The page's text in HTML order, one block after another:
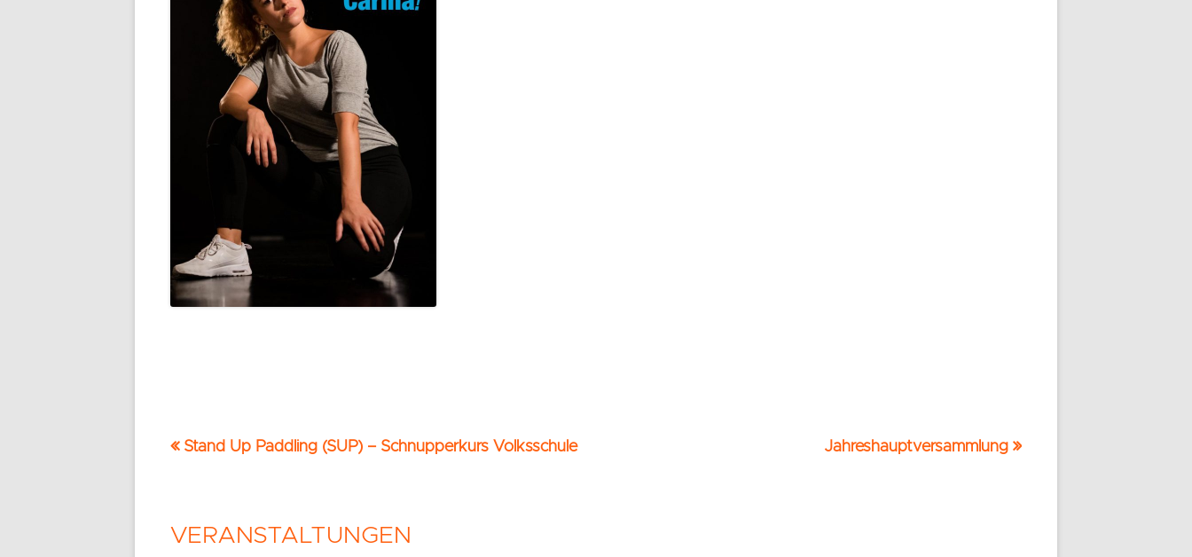
Beitrags-
Vorheriger
Stand Up Paddling (SUP) – Schnupperkurs Volksschule
Nächster
Jahreshauptversammlung
Haupt-
VERANSTALTUNGEN